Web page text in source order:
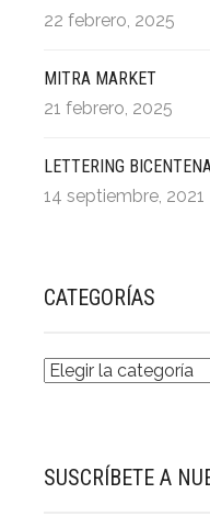
22 febrero, 2025
MITRA MARKET
21 febrero, 2025
LETTERING
14 septiembre, 2021
CATEGORÍAS
SUSCRÍBETE A